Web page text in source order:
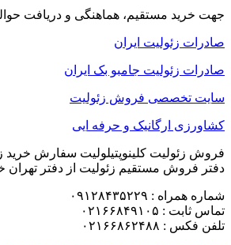
جهت خرید مستقیم، هماهنگی و دریافت حواله
صادرات زئولیت ایران
صادرات زئولیت جامبو بک ایران
سایت تخصصی فروش زئولیت
کشاورزی ارگانیک و حرفه ایی
فروش زئولیت کلینوپتیلولیت سفارش خرید
دفتر فروش مستقیم زئولیت از دفتر تهران
شماره همراه : ۰۹۱۲۸۴۳۵۲۲۹
تماس ثابت : ۰۲۱۶۶۸۴۹۱۰۵
تلفن فکس : ۰۲۱۶۶۸۶۲۴۸۸